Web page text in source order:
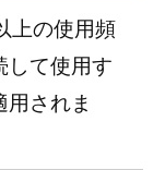
上の使用頻
して使用す
用されま